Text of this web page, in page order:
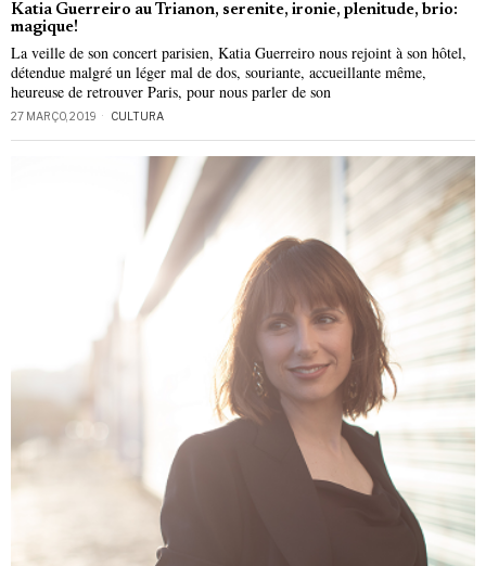
Katia Guerreiro au Trianon, serenite, ironie, plenitude, brio:
magique!
La veille de son concert parisien, Katia Guerreiro nous rejoint à son hôtel,
détendue malgré un léger mal de dos, souriante, accueillante même,
heureuse de retrouver Paris, pour nous parler de son
27 MARÇO, 2019 CULTURA